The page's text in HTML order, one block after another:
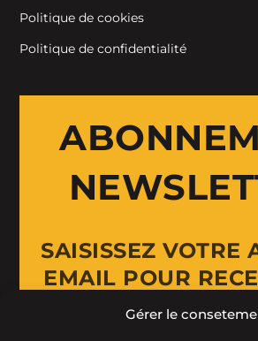
Gérer le
Politique de cookies
Politique de confidentialité
SAISISSEZ VOTRE
EMAIL POUR